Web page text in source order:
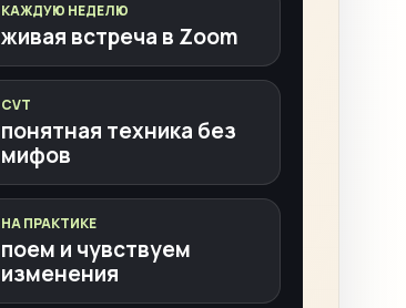
КАЖДУЮ НЕДЕЛЮ
живая встреча в Zoom
CVT
понятная техника без
мифов
НА ПРАКТИКЕ
поем и чувствуем
изменения